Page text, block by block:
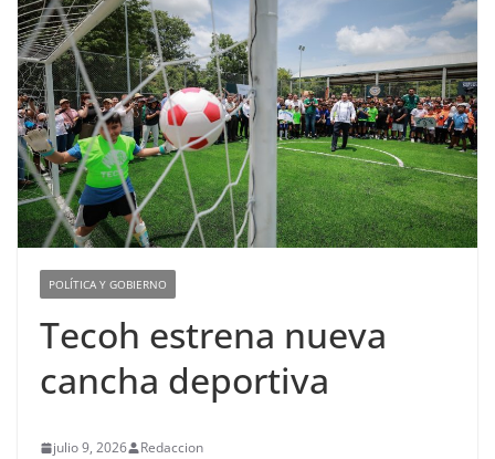
POLÍTICA Y GOBIERNO
Tecoh estrena nueva
cancha deportiva
julio 9, 2026 Redaccion